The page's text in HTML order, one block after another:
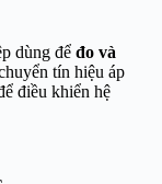
dùng để đo và
tín hiệu áp
điều khiển hệ